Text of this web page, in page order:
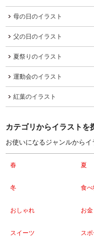
母の日のイラスト
父の日のイラスト
夏祭りのイラスト
運動会のイラスト
紅葉のイラスト
カテゴリからイラストを
お使いになるジャンルから
春 夏
冬 食べ
おしゃれ お金
スイーツ ス